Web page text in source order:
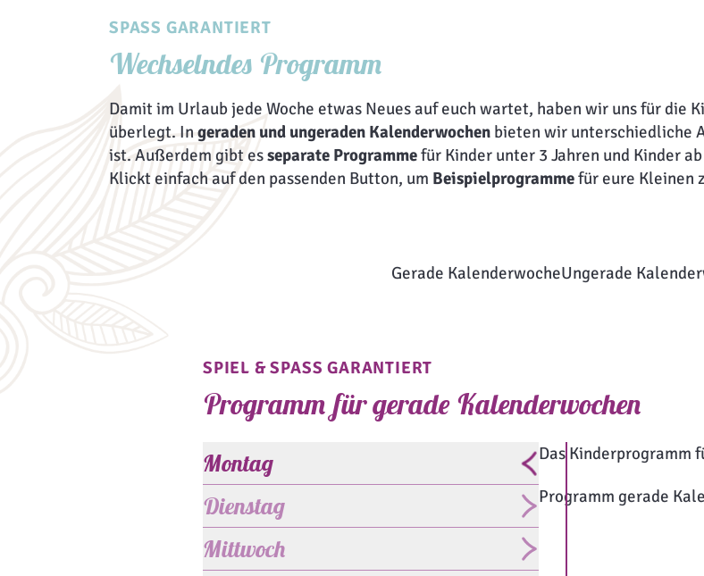
SPASS GARANTIERT
Wechselndes Programm
Damit im Urlaub jede Woche etwas Neues auf euch wartet, haben wir uns für die
überlegt. In geraden und ungeraden Kalenderwochen bieten wir unterschiedliche
ist. Außerdem gibt esseparate Programmefür Kinder unter 3 Jahren und Kinder
Klickt einfach auf den passenden Button, um Beispielprogrammefür eure Kleinen
Gerade KalenderwocheUngerade
SPIEL & SPASS GARANTIERT
Programm für gerade Kalenderwochen
Montag
Dienstag
Mittwoch
Das Kinderprogramm
Programm gerade